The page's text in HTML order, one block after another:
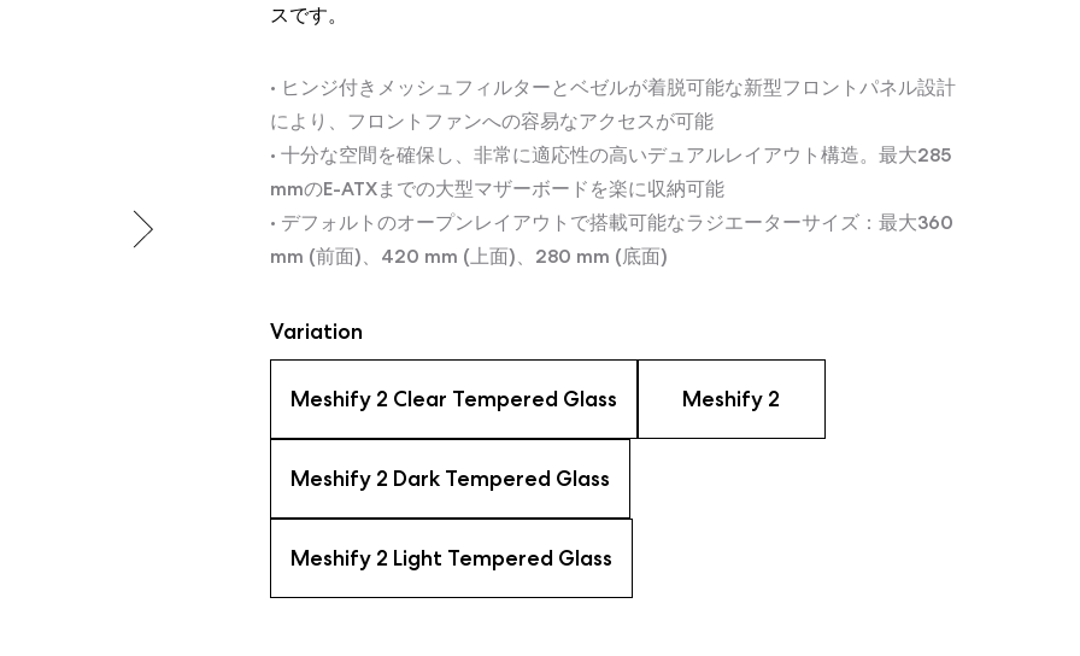
スです。
• ヒンジ付きメッシュフィルターとベゼルが着脱可能な新型フロントパネル設計
により、フロントファンへの容易なアクセスが可能
• 十分な空間を確保し、非常に適応性の高いデュアルレイアウト構造。最大285
mmのE-ATXまでの大型マザーボードを楽に収納可能
• デフォルトのオープンレイアウトで搭載可能なラジエーターサイズ：最大360
mm (前面)、420 mm (上面)、280 mm (底面)
Variation
Meshify 2 Clear Tempered Glass Meshify 2
Meshify 2 Dark Tempered Glass
Meshify 2 Light Tempered Glass